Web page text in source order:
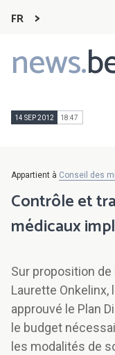
FR
news.
Main
navigation
14 SEP 2012 18:47
Appartient à Conseil des
Contrôle et
médicaux
Sur proposition
Laurette
approuvé le Plan
le budget
les modalités de